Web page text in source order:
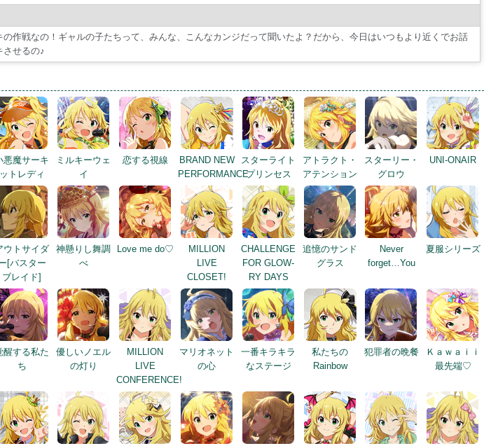
戦なの！ギャルの子たちって、みんな、こんなカンジだって聞いたよ？だから、今日はいつもより近くでお話
させるの♪
悪魔サーキ
ットレディ
ミルキーウェ
イ
恋する視線
BRAND NEW
PERFORMANCE
スターライト
プリンセス
アトラクト・
アテンション
スターリー・
グロウ
UNI-ONAIR
ウトサイダ
[バスター
ブレイド]
神懸りし舞調
べ
Love me do♡
MILLION
LIVE
CLOSET!
CHALLENGE
FOR GLOW-
RY DAYS
追憶のサンド
グラス
Never
forget…You
夏服シリーズ
醒する私た
ち
優しいノエル
の灯り
MILLION
LIVE
CONFERENCE!
マリオネット
の心
一番キラキラ
なステージ
私たちの
Rainbow
犯罪者の晩餐
Ｋａｗａｉｉ
最先端♡